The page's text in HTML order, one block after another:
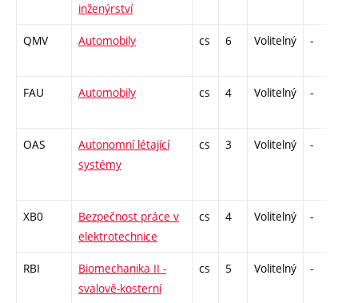
inženýrství
QMV Automobily cs 6 Volitelný -
FAU Automobily cs 4 Volitelný -
OAS
Autonomní létající
systémy
cs 3 Volitelný -
XB0
Bezpečnost práce v
elektrotechnice
cs 4 Volitelný -
RBI
Biomechanika II -
svalově-kosterní
cs 5 Volitelný -